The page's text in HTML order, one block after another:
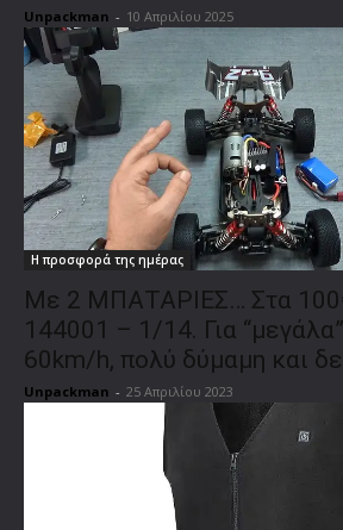
Unpackman - 10 Απριλίου 2025
Η προσφορά της ημέρας
Με 2 ΜΠΑΤΑΡΙΕΣ… Στα
144001 – 1/14. Για
60km/h, πολύ δύμαμη και
Unpackman - 25 Απριλίου 2023